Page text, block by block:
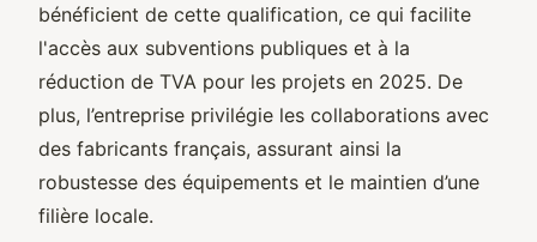
bénéficient de cette qualification, ce qui facilite
l'accès aux subventions publiques et à la
réduction de TVA pour les projets en 2025. De
plus, l’entreprise privilégie les collaborations avec
des fabricants français, assurant ainsi la
robustesse des équipements et le maintien d’une
filière locale.